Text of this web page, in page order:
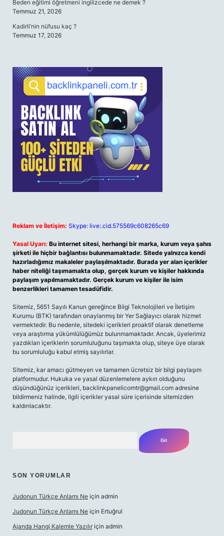
Beden eğitimi öğretmeni ingilizcede ne demek ?
Temmuz 21, 2026
Kadirli’nin nüfusu kaç ?
Temmuz 17, 2026
Reklam ve İletişim: Skype: live:.cid.575569c608265c69
Yasal Uyarı: Bu internet sitesi, herhangi bir marka, kurum veya şahıs
şirketi ile hiçbir bağlantısı bulunmamaktadır. Sitede yalnızca kendi
hazırladığımız makaleler paylaşılmaktadır. Burada yer alan içerikler
haber niteliği taşımamakta olup, gerçek kurum ve kişiler hakkında
paylaşım yapılmamaktadır. Gerçek kurum ve kişiler ile isim
benzerlikleri tamamen tesadüfidir.
Sitemiz, 5651 Sayılı Kanun gereğince Bilgi Teknolojileri ve İletişim
Kurumu (BTK) tarafından onaylanmış bir Yer Sağlayıcı olarak hizmet
vermektedir. Bu nedenle, sitedeki içerikleri proaktif olarak denetleme
veya araştırma yükümlülüğümüz bulunmamaktadır. Ancak, üyelerimiz
yazdıkları içeriklerin sorumluluğunu taşımakta olup, siteye üye olarak
bu sorumluluğu kabul etmiş sayılırlar.
Sitemiz, kar amacı gütmeyen ve tamamen ücretsiz bir bilgi paylaşım
platformudur. Hukuka ve yasal düzenlemelere aykırı olduğunu
düşündüğünüz içerikleri, backlinkpanelicomtr@gmail.com adresine
bildirmeniz halinde, ilgili içerikler yasal süre içerisinde sitemizden
kaldırılacaktır.
SON YORUMLAR
Judonun Türkçe Anlamı Ne için admin
Judonun Türkçe Anlamı Ne için Ertuğrul
Ajanda Hangi Kalemle Yazılır için admin